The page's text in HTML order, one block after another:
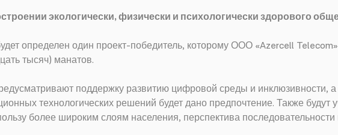
экологически, физически и психологически здорового
определен один проект-победитель, которому ООО «Azercell
тысяч) манатов.
поддержку развитию цифровой среды и инклюзивности,
технологических решений будет дано предпочтение. Также будут
более широким слоям населения, перспектива